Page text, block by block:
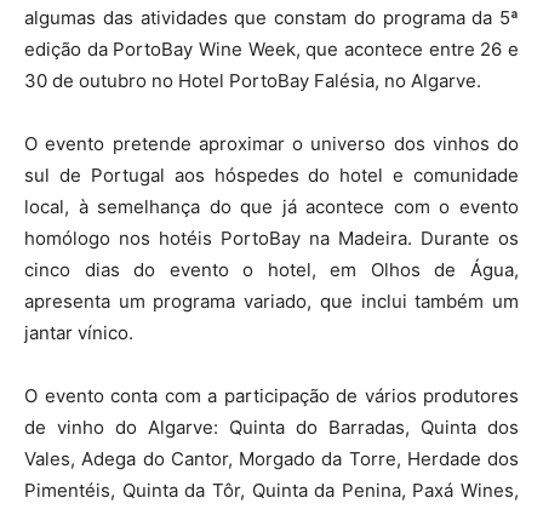
algumas das atividades que constam do programa da 5ª
edição da PortoBay Wine Week, que acontece entre 26 e
30 de outubro no Hotel PortoBay Falésia, no Algarve.
O evento pretende aproximar o universo dos vinhos do
sul de Portugal aos hóspedes do hotel e comunidade
local, à semelhança do que já acontece com o evento
homólogo nos hotéis PortoBay na Madeira. Durante os
cinco dias do evento o hotel, em Olhos de Água,
apresenta um programa variado, que inclui também um
jantar vínico.
O evento conta com a participação de vários produtores
de vinho do Algarve: Quinta do Barradas, Quinta dos
Vales, Adega do Cantor, Morgado da Torre, Herdade dos
Pimentéis, Quinta da Tôr, Quinta da Penina, Paxá Wines,